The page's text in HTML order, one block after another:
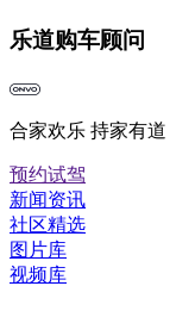
乐道购车顾问
合家欢乐 持家有道
预约试驾
新闻资讯
社区精选
图片库
视频库